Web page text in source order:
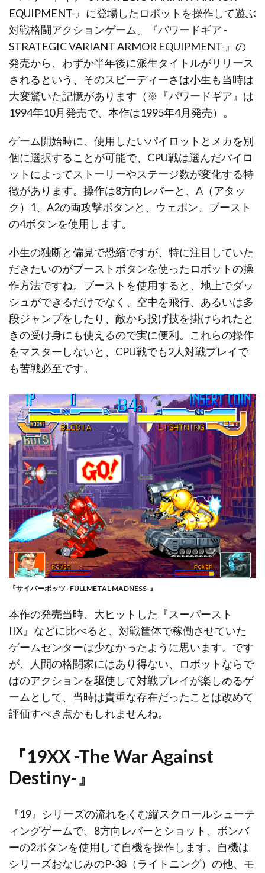
EQUIPMENT-』に登場したロボットを操作して遊ぶ
対戦格闘アクションゲーム。『パワードギア -
STRATEGIC VARIANT ARMOR EQUIPMENT-』の
発売から、わずか半年後に派生タイトルがリリース
されるという、そのスピーディーさは小生も当時は
大変驚いた記憶があります（※『パワードギア』は
1994年10月発売で、本作は1995年4月発売）。
ゲーム開始時に、使用したいパイロットとメカを別
個に選択することが可能で、CPU戦は選んだパイロ
ットによってストーリーやステージ数が変化する特
徴があります。操作は8方向レバーと、A（アタッ
ク）1、A2の両攻撃ボタンと、ウェポン、ブースト
の4ボタンを使用します。
小生の独断と偏見で恐縮ですが、特に注目していた
だきたいのがブーストボタンを使ったロボットの操
作方法ですね。ブーストを使用すると、地上でダッ
シュができるだけでなく、空中を飛行、あるいは多
段ジャンプをしたり、敵から投げ技を掛けられたと
きの受け身にも使えるので実に便利。これらの操作
をマスターしないと、CPU戦でも2人対戦プレイで
も苦戦必至です。
『サイバーボッツ -FULLMETAL MADNESS-』
本作の発売当時、大ヒットした『スーパースト
IIX』などに比べると、対戦筐体で稼働させていた
ゲームセンターは少なかったように思います。です
が、人間の格闘家にはあり得ない、ロボットならで
はのアクションを駆使して対戦プレイが楽しめるゲ
ームとして、当時は貴重な存在だったことは改めて
評価すべき点かもしれませんね。
『19XX -The War Against
Destiny-』
『19』シリーズの流れをくむ縦スクロールシューテ
ィングゲームで、8方向レバーとショット、ボンバ
ーの2ボタンを使用して自機を操作します。自機は
シリーズおなじみのP-38（ライトニング）の他、モ